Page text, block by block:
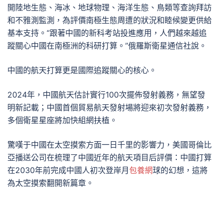
開陸地生態、海冰、地球物理、海洋生態、鳥類等查詢拜訪
和不雅測監測，為評價南極生態周遭的狀況和睦候變更供給
基本支持。“跟著中國的新科考站投進應用，人們越來越追
蹤關心中國在南極洲的科研打算。”俄羅斯衛星通信社說。
中國的航天打算更是國際追蹤關心的核心。
2024年，中國航天估計實行100次擺佈發射義務，無望發
明新記載；中國首個貿易航天發射場將迎來初次發射義務，
多個衛星星座將加快組網扶植。
驚嘆于中國在太空摸索方面一日千里的影響力，美國哥倫比
亞播送公司在梳理了中國近年的航天項目后評價：中國打算
在2030年前完成中國人初次登岸月 包養網球的幻想，這將
為太空摸索翻開新篇章。